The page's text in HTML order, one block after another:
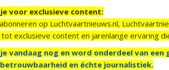
voor exclusieve content:
op Luchtvaartnieuws.nl,
exclusieve content en jarenlange ervaring
vandaag nog en word onderdeel van een
en échte journalistiek.